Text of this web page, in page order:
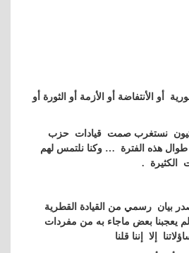
أو الأنتفاضة أو الأزمة أو الثورة أو
نستغرب صمت قيادات حزب
طوال هذه الفترة … وكنا نلتمس لهم
الكثيرة .
بيان رسمي من القيادة القطرية
يعجبنا بعض ماجاء به من مفردات
إلا إننا قلنا